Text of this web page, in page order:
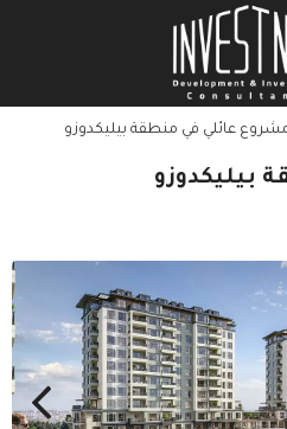
عائلي في منطقة بيليكدوزو
بيليكدوزو